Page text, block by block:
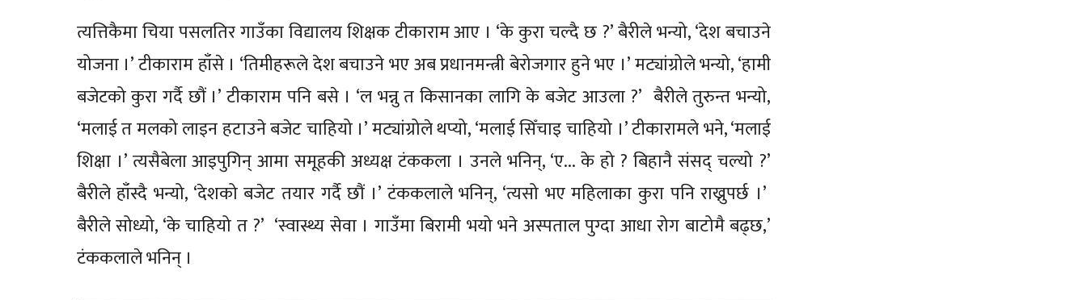
त्यत्तिकैमा चिया पसलतिर गाउँका विद्यालय शिक्षक टीकाराम आए । ‘के कुरा चल्दै छ ?’ बैरीले भन्यो, ‘देश बचाउने
योजना ।’ टीकाराम हाँसे । ‘तिमीहरूले देश बचाउने भए अब प्रधानमन्त्री बेरोजगार हुने भए ।’ मट्यांग्रोले भन्यो, ‘हामी
बजेटको कुरा गर्दै छौं ।’ टीकाराम पनि बसे । ‘ल भन्नु त किसानका लागि के बजेट आउला ?’ बैरीले तुरुन्त भन्यो,
‘मलाई त मलको लाइन हटाउने बजेट चाहियो ।’ मट्यांग्रोले थप्यो, ‘मलाई सिँचाइ चाहियो ।’ टीकारामले भने, ‘मलाई
शिक्षा ।’ त्यसैबेला आइपुगिन् आमा समूहकी अध्यक्ष टंककला । उनले भनिन्, ‘ए... के हो ? बिहानै संसद् चल्यो ?’
बैरीले हाँस्दै भन्यो, ‘देशको बजेट तयार गर्दै छौं ।’ टंककलाले भनिन्, ‘त्यसो भए महिलाका कुरा पनि राख्नुपर्छ ।’
बैरीले सोध्यो, ‘के चाहियो त ?’ ‘स्वास्थ्य सेवा । गाउँमा बिरामी भयो भने अस्पताल पुग्दा आधा रोग बाटोमै बढ्छ,’
टंककलाले भनिन् ।